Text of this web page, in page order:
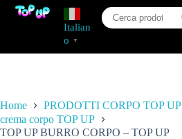
Italian
o
▼
Home
PRODOTTI CORPO TOP UP
crema corpo TOP UP
TOP UP BURRO CORPO – TOP UP